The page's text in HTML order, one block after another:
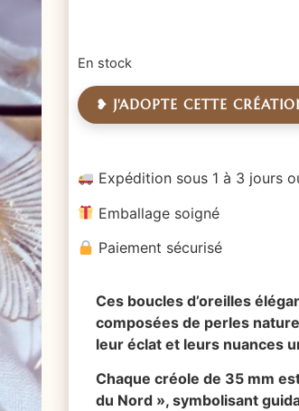
En stock
❥ J'ADOPTE CETTE
Expédition sous 1 à 3 jours
Emballage soigné
Paiement sécurisé
Ces boucles d’oreilles
composées de perles
leur éclat et leurs nuances
Chaque créole de 35 mm
du Nord », symbolisant